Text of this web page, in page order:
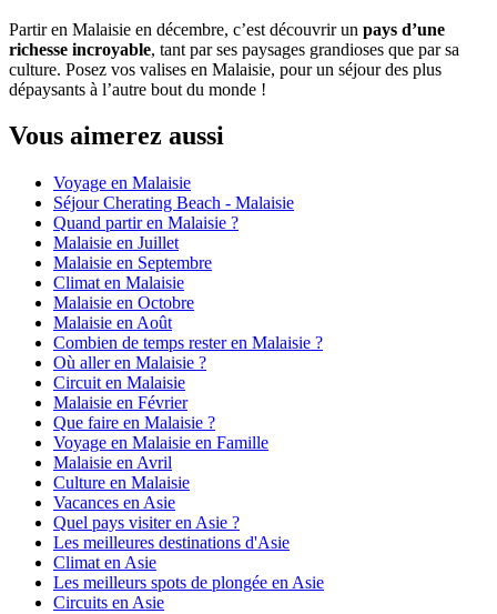
Partir en Malaisie en décembre, c’est découvrir un pays d’une
richesse incroyable, tant par ses paysages grandioses que par sa
culture. Posez vos valises en Malaisie, pour un séjour des plus
dépaysants à l’autre bout du monde !
Vous aimerez aussi
Voyage en Malaisie
Séjour Cherating Beach - Malaisie
Quand partir en Malaisie ?
Malaisie en Juillet
Malaisie en Septembre
Climat en Malaisie
Malaisie en Octobre
Malaisie en Août
Combien de temps rester en Malaisie ?
Où aller en Malaisie ?
Circuit en Malaisie
Malaisie en Février
Que faire en Malaisie ?
Voyage en Malaisie en Famille
Malaisie en Avril
Culture en Malaisie
Vacances en Asie
Quel pays visiter en Asie ?
Les meilleures destinations d'Asie
Climat en Asie
Les meilleurs spots de plongée en Asie
Circuits en Asie